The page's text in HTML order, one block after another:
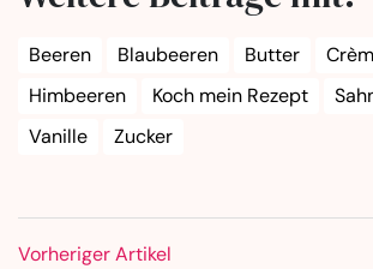
Beeren Blaubeeren Butter
Himbeeren
Koch mein Rezept
Vanille
Zucker
Vorheriger Artikel